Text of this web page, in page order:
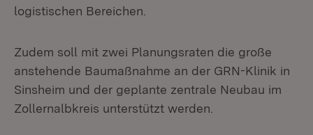
logistischen Bereichen.
Zudem soll mit zwei Planungsraten die große
anstehende Baumaßnahme an der GRN-Klinik in
Sinsheim und der geplante zentrale Neubau im
Zollernalbkreis unterstützt werden.